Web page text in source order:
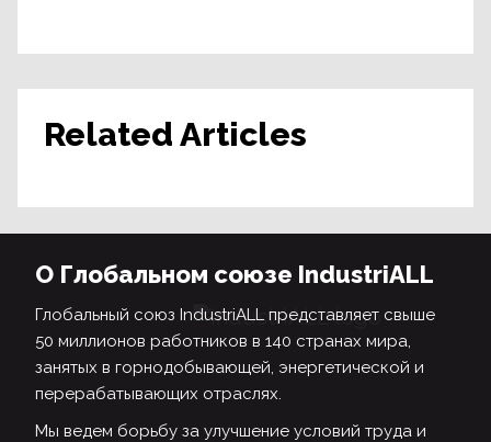
Related Articles
О Глобальном союзе IndustriALL
Глобальный союз IndustriALL представляет свыше
50 миллионов работников в 140 странах мира,
занятых в горнодобывающей, энергетической и
перерабатывающих отраслях.
Мы ведем борьбу за улучшение условий труда и